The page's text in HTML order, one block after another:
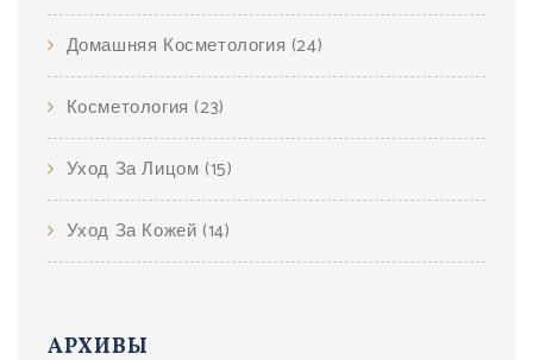
Домашняя Косметология (24)
Косметология (23)
Уход За Лицом (15)
Уход За Кожей (14)
АРХИВЫ